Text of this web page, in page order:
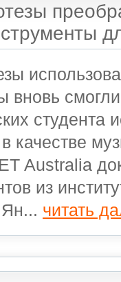
студента
качестве
Australia
из
читать